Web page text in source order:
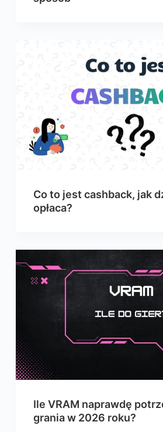
Co to jest cashback, jak
opłaca?
Ile VRAM naprawdę
grania w 2026 roku?